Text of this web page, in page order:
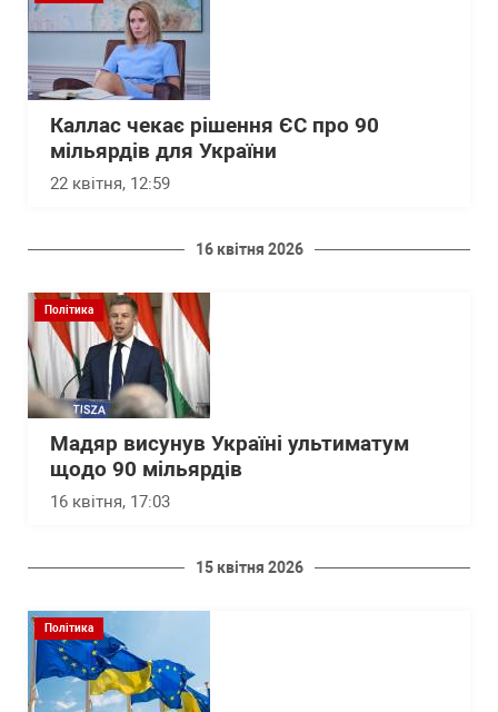
Каллас чекає рішення ЄС про 90
мільярдів для України
22 квітня, 12:59
16 квітня 2026
Політика
Мадяр висунув Україні ультиматум
щодо 90 мільярдів
16 квітня, 17:03
15 квітня 2026
Політика